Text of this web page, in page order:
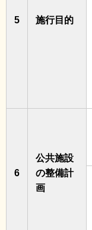
5 施行目的
6
公共施設
の整備計
画